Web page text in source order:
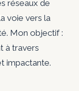
réseaux de
voie vers la
Mon objectif :
à travers
impactante.